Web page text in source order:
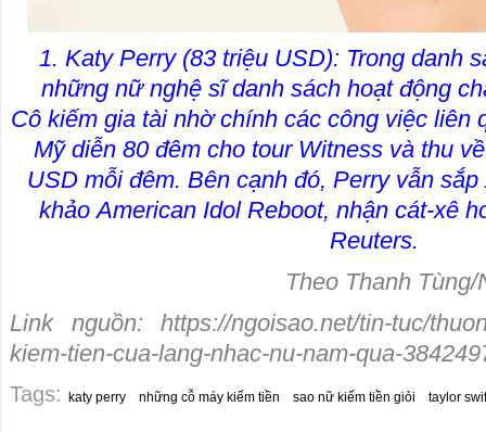
1. Katy Perry (83 triệu USD): Trong danh
những nữ nghệ sĩ danh sách hoạt động
Cô kiếm gia tài nhờ chính các công việc liên
Mỹ diễn 80 đêm cho tour Witness và thu
USD mỗi đêm. Bên cạnh đó, Perry vẫn
khảo American Idol Reboot, nhận cát-xê
Reuters.
Theo Thanh
Link nguồn: https://ngoisao.net/tin-tuc/
kiem-tien-cua-lang-nhac-nu-nam-qua-
Tags: katy perry những cỗ máy kiếm tiền sao nữ kiếm tiền giỏi taylor